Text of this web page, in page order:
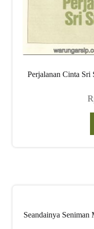
Perjalanan Cinta
Seandainya